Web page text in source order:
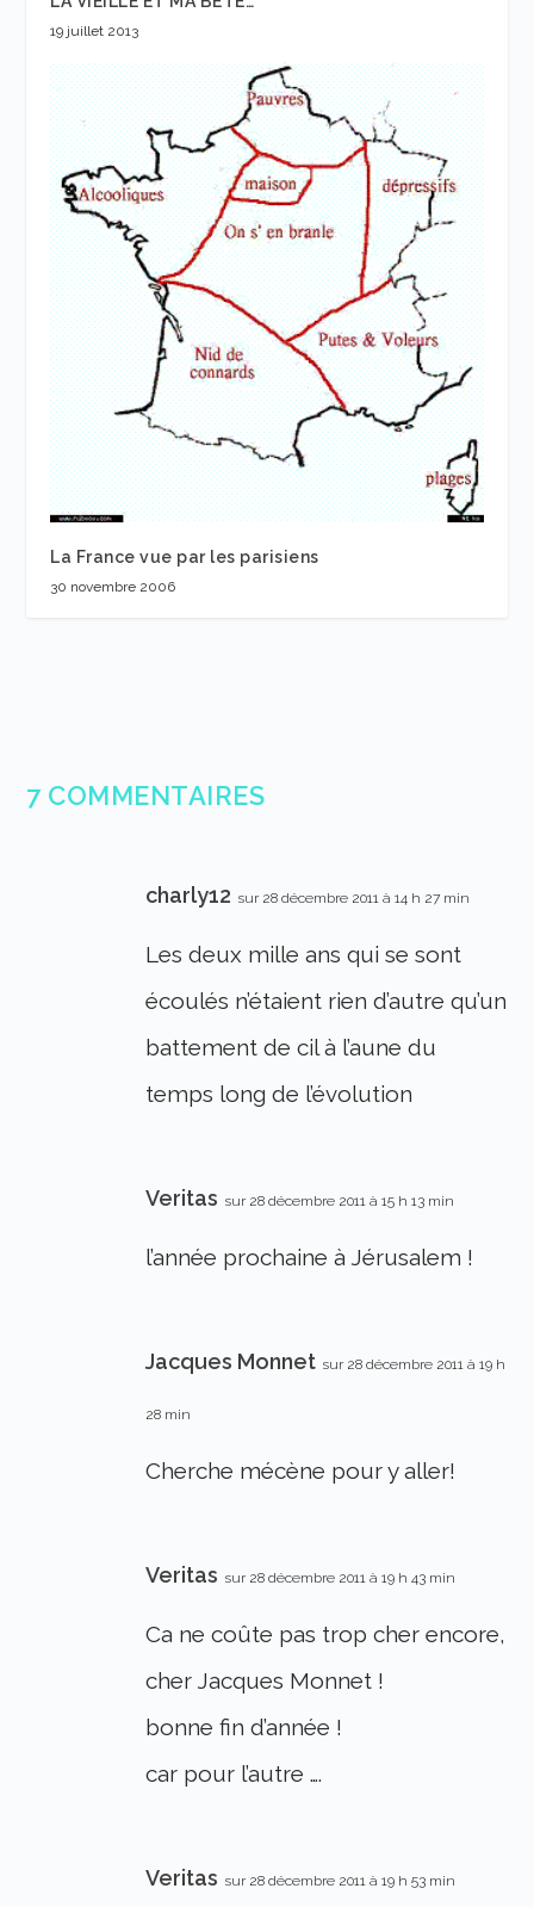
19 juillet 2013
La France vue par les parisiens
30 novembre 2006
7 COMMENTAIRES
charly12 sur 28 décembre 2011 à 14 h 27 min
Les deux mille ans qui se sont
écoulés n’étaient rien d’autre qu’un
battement de cil à l’aune du
temps long de l’évolution
Veritas sur 28 décembre 2011 à 15 h 13 min
l’année prochaine à Jérusalem !
Jacques Monnet sur 28 décembre 2011 à 19 h
28 min
Cherche mécène pour y aller!
Veritas sur 28 décembre 2011 à 19 h 43 min
Ca ne coûte pas trop cher encore,
cher Jacques Monnet !
bonne fin d’année !
car pour l’autre ….
Veritas sur 28 décembre 2011 à 19 h 53 min